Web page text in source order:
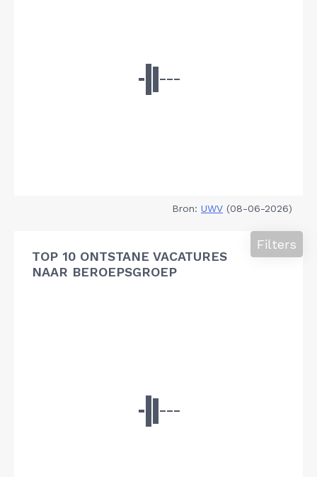
Bron: UWV (08-06-2026)
TOP 10 ONTSTANE VACATURES
NAAR BEROEPSGROEP
Filters